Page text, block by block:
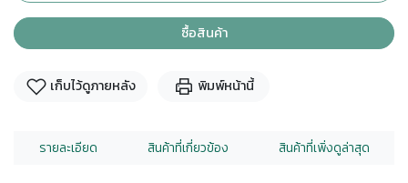
ซื้อสินค้า
เก็บไว้ดูภายหลัง พิมพ์หน้านี้
รายละเอียด สินค้าที่เกี่ยวข้อง สินค้าที่เพิ่งดูล่าสุด